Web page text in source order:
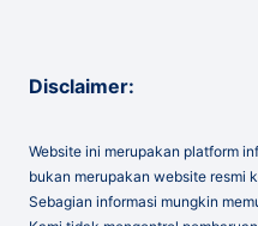
Disclaimer:
Website ini merupakan platform
bukan merupakan website resmi
Sebagian informasi mungkin